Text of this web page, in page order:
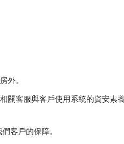
外。
關客服與客戶使用系統的資安素
客戶的保障。